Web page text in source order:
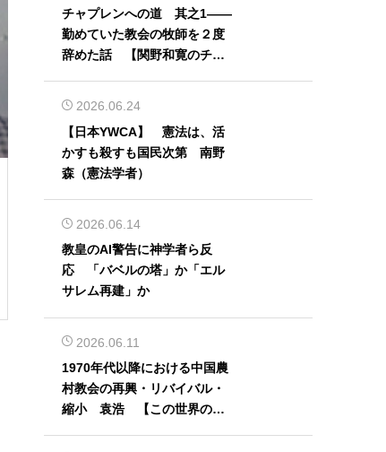
チャプレンへの道 其之1――
勤めていた教会の牧師を２度
辞めた話 【関野和寛のチャ
2026.06.24
【日本YWCA】 憲法は、活
かすも殺すも国民次第 南野
森（憲法学者）
2026.06.14
教皇のAI警告に神学者ら反
応 「バベルの塔」か「エル
サレム再建」か
2026.06.11
1970年代以降における中国農
村教会の再興・リバイバル・
縮小 袁浩 【この世界の片